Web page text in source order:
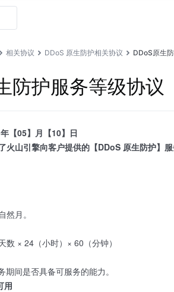
相关协议 DDoS 原生防护相关协议 DDoS原生
防护服务等级协议
【05】月【10】日
火山引擎向客户提供的【DDoS 原生防护】服
月。
数 × 24（小时）× 60（分钟）
期间是否具备可服务的能力。
用